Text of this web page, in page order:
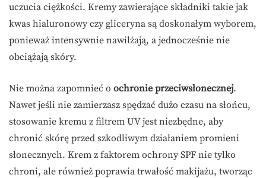
uczucia ciężkości. Kremy zawierające składniki takie jak
kwas hialuronowy czy gliceryna są doskonałym wyborem,
ponieważ intensywnie nawilżają, a jednocześnie nie
obciążają skóry.
Nie można zapomnieć o ochronie przeciwsłonecznej.
Nawet jeśli nie zamierzasz spędzać dużo czasu na słońcu,
stosowanie kremu z filtrem UV jest niezbędne, aby
chronić skórę przed szkodliwym działaniem promieni
słonecznych. Krem z faktorem ochrony SPF nie tylko
chroni, ale również poprawia trwałość makijażu, tworząc